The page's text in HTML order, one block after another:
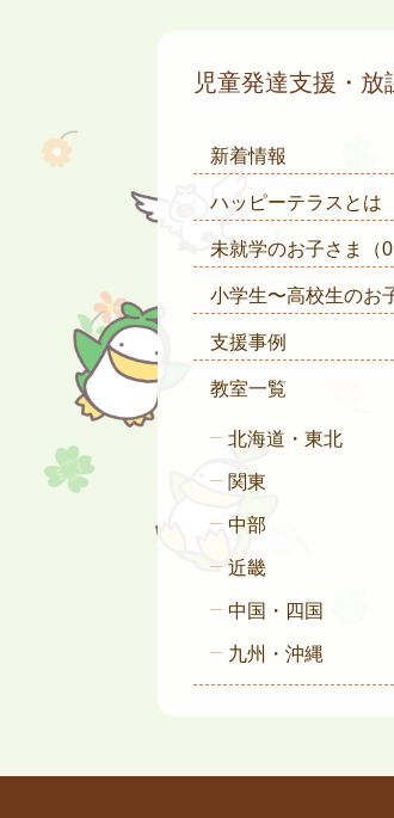
児童発達支援・
新着情報
ハッピーテラスとは
未就学のお子さま （
小学生〜高校生のお
支援事例
教室一覧
北海道・東北
関東
中部
近畿
中国・四国
九州・沖縄